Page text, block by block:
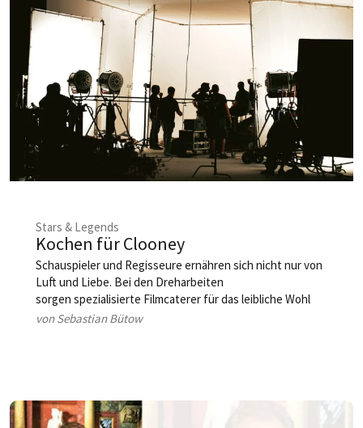
Stars & Legends
Kochen für Clooney
Schauspieler und Regisseure ernähren sich nicht nur von
Luft und Liebe. Bei den Dreharbeiten
sorgen spezialisierte Filmcaterer für das leibliche Wohl
des Filmteams – nicht selten ist dabei Pfiffigkeit gefragt.
von Sebastian Bütow